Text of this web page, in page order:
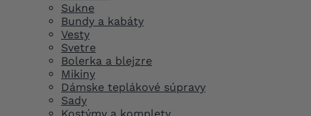
Sukne
Bundy a kabáty
Vesty
Svetre
Bolerka a blejzre
Mikiny
Dámske teplákové súpravy
Sady
Kostýmy a komplety